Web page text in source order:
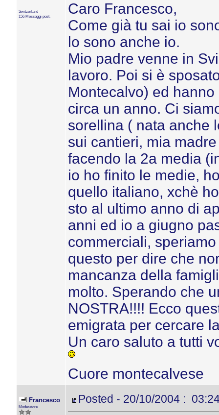
Switzerland
156 Messaggi post.
Caro Francesco,
Come già tu sai io
lo sono anche io.
Mio padre venne in
lavoro. Poi si è
Montecalvo) ed
circa un anno. Ci
sorellina ( nata anche
sui cantieri, mia
facendo la 2a media
io ho finito le medie,
quello italiano, xchè
sto al ultimo anno di
anni ed io a giugno
commerciali,
questo per dire che
mancanza della
molto. Sperando che
NOSTRA!!!! Ecco
emigrata per cercare
Un caro saluto a tutti
Cuore montecalvese
Francesco
Moderatore
Posted - 20/10/2004 :